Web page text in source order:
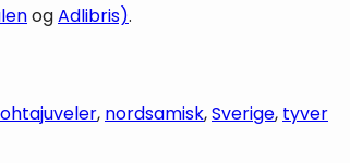
ogAdlibris).
juveler, nordsamisk, Sverige, tyver